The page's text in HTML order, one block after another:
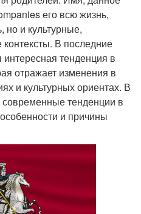
его всю жизнь,
но и культурные,
В последние
тенденция в
отражает изменения в
и культурных ориентах. В
тенденции в
и причины